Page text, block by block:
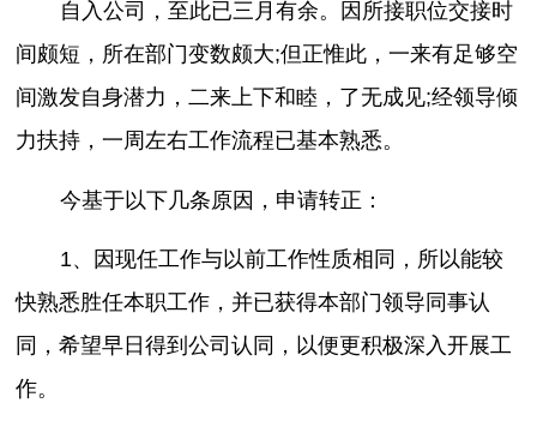
自入公司，至此已三月有余。因所接职位交接时
间颇短，所在部门变数颇大;但正惟此，一来有足够空
间激发自身潜力，二来上下和睦，了无成见;经领导倾
力扶持，一周左右工作流程已基本熟悉。
今基于以下几条原因，申请转正：
1、因现任工作与以前工作性质相同，所以能较
快熟悉胜任本职工作，并已获得本部门领导同事认
同，希望早日得到公司认同，以便更积极深入开展工
作。